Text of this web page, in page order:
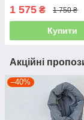
1 575 ₴ 1 750 ₴
Купити
Акційні
–40%